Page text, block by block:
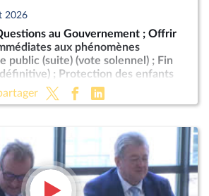
2026
au Gouvernement ; Offrir
aux phénomènes
public (suite) (vote solennel) ; Fin
; Protection des enfants